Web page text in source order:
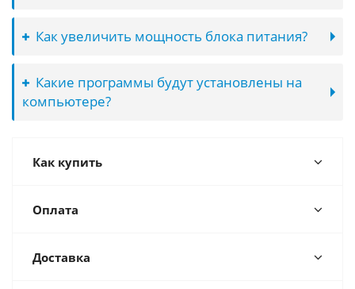
Как увеличить мощность блока питания?
Какие программы будут установлены на
компьютере?
Как купить
Оплата
Доставка